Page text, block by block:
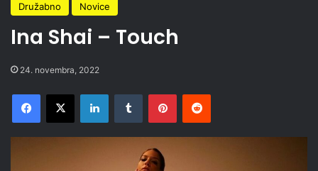
Družabno Novice
Ina Shai – Touch
24. novembra, 2022
Facebook
X LinkedInTumblr PinterestReddit